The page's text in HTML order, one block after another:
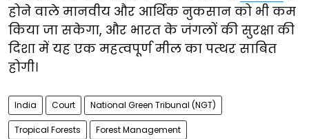
होने वाले मानवीय और आर्थिक नुकसान को भी कम
किया जा सकेगा, और भारत के जंगलों की सुरक्षा की
दिशा में यह एक महत्वपूर्ण मील का पत्थर साबित
होगी।
India Court National Green Tribunal (NGT)
Tropical Forests Forest Management